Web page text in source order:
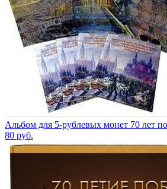
Альбом для 5-рублевых монет 70 лет
80 руб.